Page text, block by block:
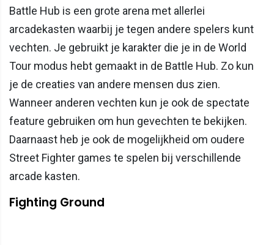
Battle Hub is een grote arena met allerlei
arcadekasten waarbij je tegen andere spelers kunt
vechten. Je gebruikt je karakter die je in de World
Tour modus hebt gemaakt in de Battle Hub. Zo kun
je de creaties van andere mensen dus zien.
Wanneer anderen vechten kun je ook de spectate
feature gebruiken om hun gevechten te bekijken.
Daarnaast heb je ook de mogelijkheid om oudere
Street Fighter games te spelen bij verschillende
arcade kasten.
Fighting Ground